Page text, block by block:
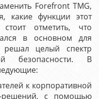
Forefront TMG,
какие функции этот
отметить, что
в основном для
целый спектр
безопасности. В
к корпоративной
решений, с помощью